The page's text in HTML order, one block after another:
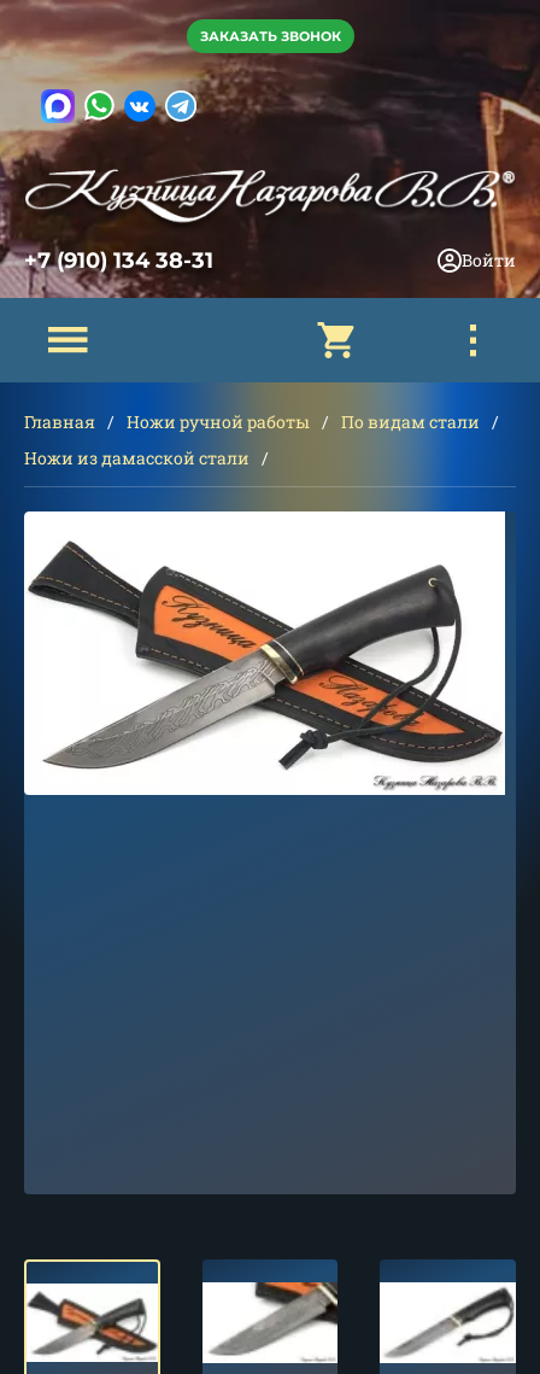
ЗАКАЗАТЬ ЗВОНОК
+7 (910) 134 38-31 Войти
Главная Ножи ручной работы
По видам стали
Ножи из дамасской стали